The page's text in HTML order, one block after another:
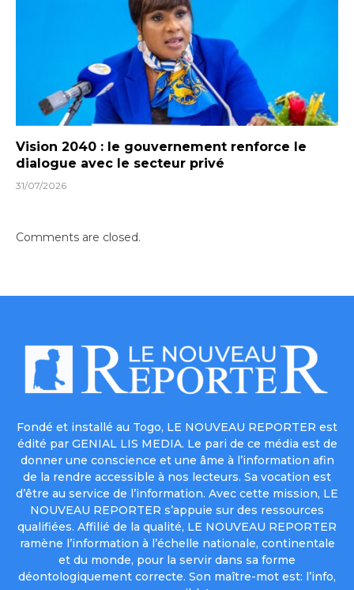
Vision 2040 : le gouvernement renforce le
dialogue avec le secteur privé
31/07/2026
Comments are closed.
Fondé et installé au Togo, LE NOUVEAU REPORTER est
édité par GENIAL LIS MEDIA. Le pari de ce média est de
donner une conscience et une âme à l’information afin
de la rendre accessible à nos lecteurs. Sa vocation est
d’être au service de l’information. Avec cette mission, LE
NOUVEAU REPORTER s’appuie sur des ressources
qualifiées. Affilié de la qualité, LE NOUVEAU REPORTER
ramène l’information à l’échelle nationale, continentale
et du monde, pour la servir dans sa forme
déontologiquement correcte. Son maître-mot est: l’info,